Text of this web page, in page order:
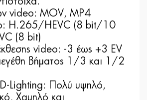
video: MOV, MP4
H.265/HEVC (8 bit/10
(8 bit)
video: -3 έως +3 EV
βήματος 1/3 και 1/2
Lighting: Πολύ υψηλό,
Χαμηλό και